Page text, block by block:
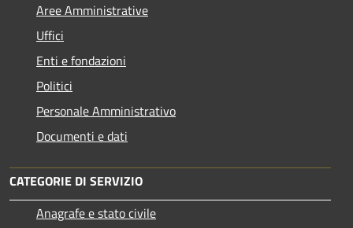
Aree Amministrative
Uffici
Enti e fondazioni
Politici
Personale Amministrativo
Documenti e dati
CATEGORIE DI SERVIZIO
Anagrafe e stato civile